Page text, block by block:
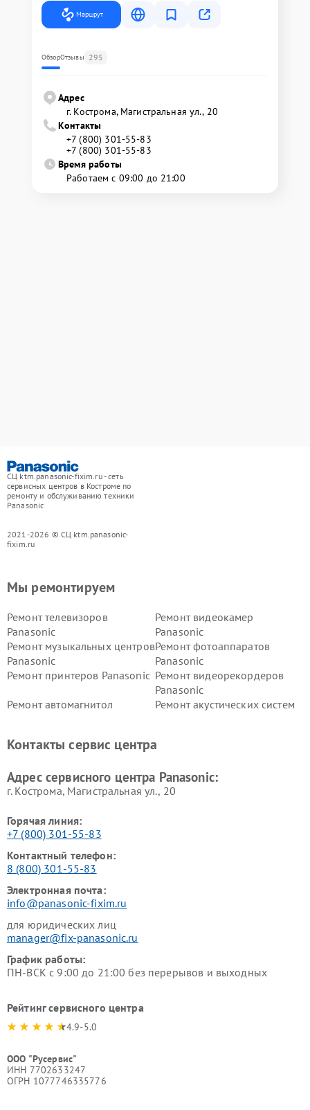
Маршрут
ОбзорОтзывы 295
Адрес
г. Кострома, Магистральная ул., 20
Контакты
+7 (800) 301-55-83
+7 (800) 301-55-83
Время работы
Работаем с 09:00 до 21:00
СЦ ktm.panasonic-fixim.ru - сеть
сервисных центров в Костроме по
ремонту и обслуживанию техники
Panasonic
2021-2026 © СЦ ktm.panasonic-
fixim.ru
Мы ремонтируем
Ремонт телевизоров
Panasonic
Ремонт видеокамер
Panasonic
Ремонт музыкальных центров
Panasonic
Ремонт фотоаппаратов
Panasonic
Ремонт принтеров Panasonic Ремонт видеорекордеров
Panasonic
Ремонт автомагнитол
Ремонт акустических систем
панелей Panasonic
Контакты сервис центра
Адрес сервисного центра Panasonic:
г. Кострома, Магистральная ул., 20
Горячая линия:
+7 (800) 301-55-83
Контактный телефон:
8 (800) 301-55-83
Электронная почта:
info@panasonic-fixim.ru
для юридических лиц
manager@fix-panasonic.ru
График работы:
ПН-ВСК с 9:00 до 21:00 без перерывов и выходных
Рейтинг сервисного центра
4.9-5.0
ООО "Русервис"
ИНН 7702633247
ОГРН 1077746335776